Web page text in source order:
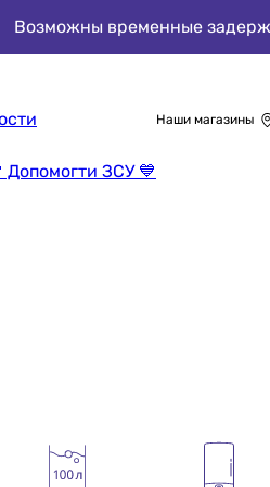
Возможны временные
Допомогти ЗСУ 💙
Наши магазины